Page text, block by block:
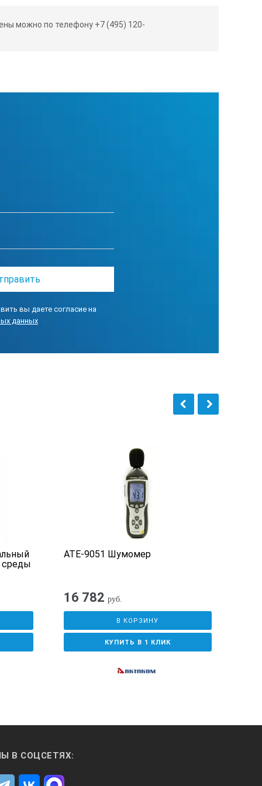
можно по телефону +7 (495) 120-
вы даете согласие на
данных
среды
АТЕ-9051 Шумомер
16 782 руб.
В КОРЗИНУ
КУПИТЬ В 1 КЛИК
В СОЦСЕТЯХ: